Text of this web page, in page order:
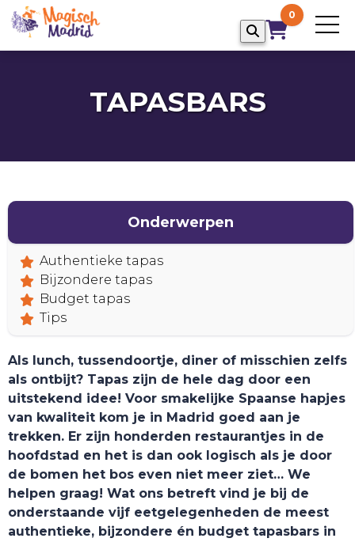
0
HOME
TAPASBARS
Onderwerpen
Authentieke tapas
Bijzondere tapas
Budget tapas
Tips
Als lunch, tussendoortje, diner of misschien zelfs
als ontbijt? Tapas zijn de hele dag door een
uitstekend idee! Voor smakelijke Spaanse hapjes
van kwaliteit kom je in Madrid goed aan je
trekken. Er zijn honderden restaurantjes in de
hoofdstad en het is dan ook logisch als je door
de bomen het bos even niet meer ziet… We
helpen graag! Wat ons betreft vind je bij de
onderstaande vijf eetgelegenheden de meest
authentieke, bijzondere én budget tapasbars in